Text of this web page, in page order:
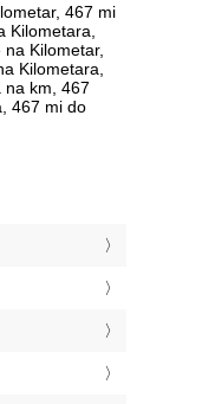
467 mi
Kilometara,
Kilometar,
Kilometara,
na km, 467
467 mi do